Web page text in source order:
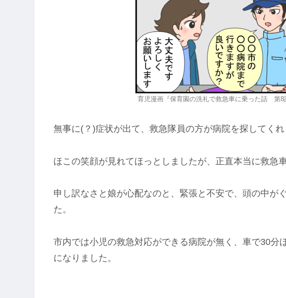
育児漫画『保育園の洗礼で救急車に乗った話 第8
無事に(？)症状が出て、救急隊員の方が病院を探してくれ
ほこの笑顔が見れてほっとしましたが、正直本当に救急
申し訳なさと娘が心配なのと、緊張と不安で、頭の中が
た。
市内では小児の救急対応ができる病院が無く、車で30分
になりました。